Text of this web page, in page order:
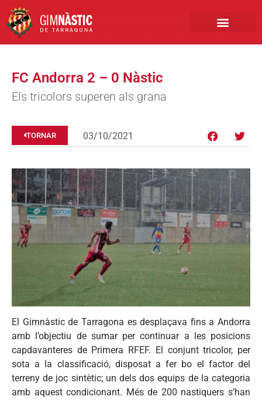
FC Andorra 2 – 0 Nàstic
Els tricolors superen als grana
TORNAR 03/10/2021
El Gimnàstic de Tarragona es desplaçava fins a Andorra
amb l’objectiu de sumar per continuar a les posicions
capdavanteres de Primera RFEF. El conjunt tricolor, per
sota a la classificació, disposat a fer bo el factor del
terreny de joc sintètic; un dels dos equips de la categoria
amb aquest condicionant. Més de 200 nastiquers s’han